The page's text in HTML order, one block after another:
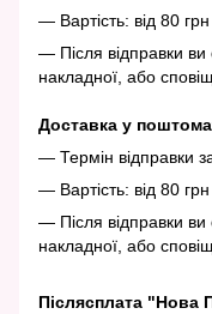
— Вартість: від 80 грн
— Після відправки
накладної, або
Доставка у
— Термін відправки
— Вартість: від 80 грн
— Після відправки
накладної, або
Післясплата "Нова